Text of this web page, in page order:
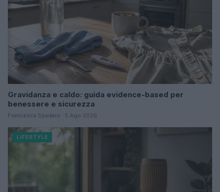
Gravidanza e caldo: guida evidence-based per
benessere e sicurezza
Francesca Spadaro · 5 Ago 2026
LIFESTYLE